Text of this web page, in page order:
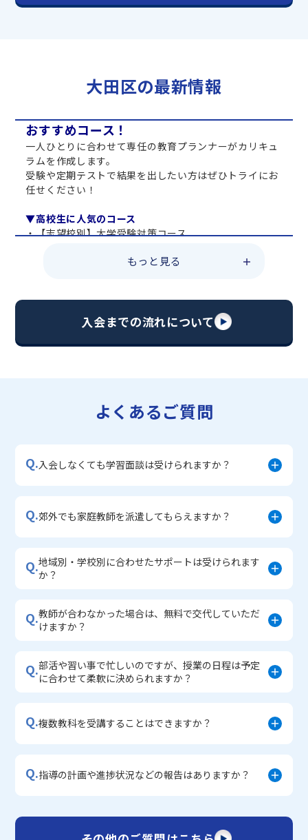
大田区の最新情報
おすすめコース！
一人ひとりに合わせて専任の教育プランナーがカリキュ
ラムを作成します。
受験や定期テストで結果を出したい方はぜひトライにお
任せください！
▼高校生に人気のコース
・【志望校別】大学受験対策コース
・総合型選抜直前対策コース
・【志望校別】公立・私立高校受験対策コース
・宿題サポートコース
・学習習慣定着コース
もっと見る
入会までの流れについて
よくあるご質問
Q.入会しなくても学習面談は受けられますか？
Q.郊外でも家庭教師を派遣してもらえますか？
Q.地域別・学校別に合わせたサポートは受けられます
か？
Q.教師が合わなかった場合は、無料で交代していただ
けますか？
Q.部活や習い事で忙しいのですが、授業の日程は予定
に合わせて柔軟に決められますか？
Q.複数教科を受講することはできますか？
Q.指導の計画や進捗状況などの報告はありますか？